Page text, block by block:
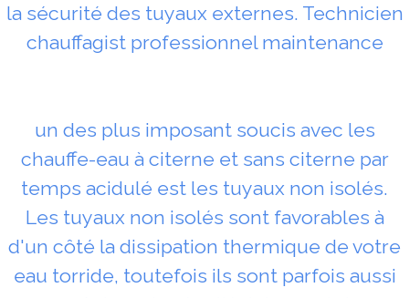
la sécurité des tuyaux externes. Technicien
chauffagist professionnel maintenance
un des plus imposant soucis avec les
chauffe-eau à citerne et sans citerne par
temps acidulé est les tuyaux non isolés.
Les tuyaux non isolés sont favorables à
d'un côté la dissipation thermique de votre
eau torride, toutefois ils sont parfois aussi